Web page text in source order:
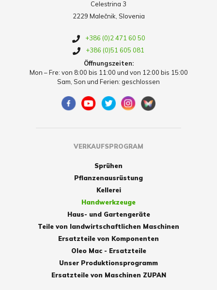
Celestrina 3
2229 Malečnik, Slovenia
+386 (0)2 471 60 50
+386 (0)51 605 081
Öffnungszeiten:
Mon – Fre: von 8:00 bis 11:00 und von 12:00 bis 15:00
Sam, Son und Ferien: geschlossen
VERKAUFSPROGRAM
Sprühen
Pflanzenausrüstung
Kellerei
Handwerkzeuge
Haus- und Gartengeräte
Teile von landwirtschaftlichen Maschinen
Ersatzteile von Komponenten
Oleo Mac - Ersatzteile
Unser Produktionsprogramm
Ersatzteile von Maschinen ZUPAN